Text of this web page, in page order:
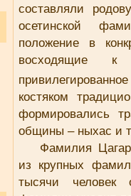
составляли
осетинской
положение в
восходящие к
костяком
формировались
общины – ныхас и
Фамилия
из крупных
тысячи человек